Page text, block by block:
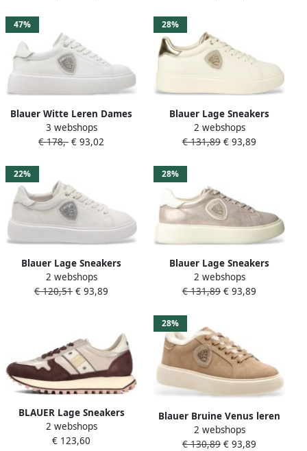
47%
Blauer Witte Leren Dames
Sneaker met Rhinestone
Accents
3 webshops
€ 178,- € 93,02
28%
Blauer Lage Sneakers
s6venus01lembecrepla37
2 webshops
€ 131,89 € 93,89
22%
Blauer Lage Sneakers
s6venus01leabiwhite38
2 webshops
€ 120,51 € 93,89
28%
Blauer Lage Sneakers
Sneaker
2 webshops
€ 131,89 € 93,89
BLAUER Lage Sneakers
Dames Millen03 Maat: 36
Materiaal: Leer Kleur: Taupe
2 webshops
€ 123,60
28%
Blauer Bruine Venus leren
sportschoenen
2 webshops
€ 130,89 € 93,89